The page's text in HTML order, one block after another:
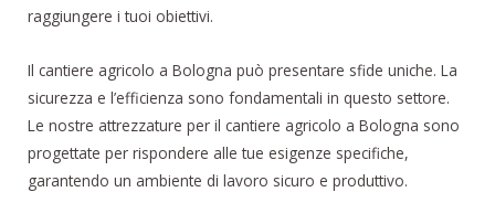
raggiungere i tuoi obiettivi.
Il cantiere agricolo a Bologna può presentare sfide uniche. La
sicurezza e l’efficienza sono fondamentali in questo settore.
Le nostre attrezzature per il cantiere agricolo a Bologna sono
progettate per rispondere alle tue esigenze specifiche,
garantendo un ambiente di lavoro sicuro e produttivo.